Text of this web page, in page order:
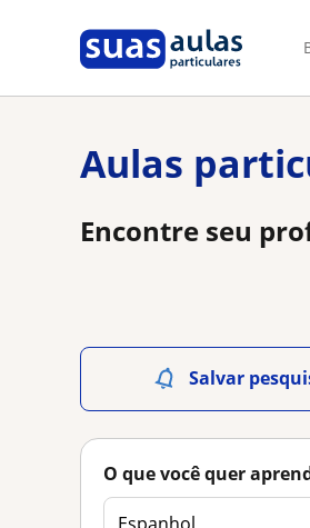
Aulas
Encontre seu
Salvar
O que você quer